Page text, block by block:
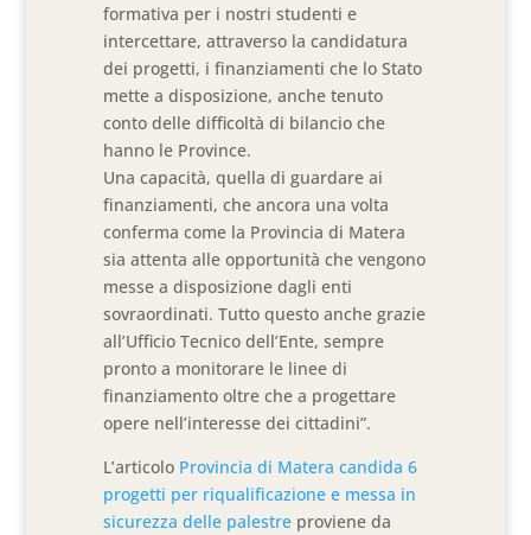
formativa per i nostri studenti e
intercettare, attraverso la candidatura
dei progetti, i finanziamenti che lo Stato
mette a disposizione, anche tenuto
conto delle difficoltà di bilancio che
hanno le Province.
Una capacità, quella di guardare ai
finanziamenti, che ancora una volta
conferma come la Provincia di Matera
sia attenta alle opportunità che vengono
messe a disposizione dagli enti
sovraordinati. Tutto questo anche grazie
all’Ufficio Tecnico dell’Ente, sempre
pronto a monitorare le linee di
finanziamento oltre che a progettare
opere nell’interesse dei cittadini”.
L’articolo Provincia di Matera candida 6
progetti per riqualificazione e messa in
sicurezza delle palestre proviene da